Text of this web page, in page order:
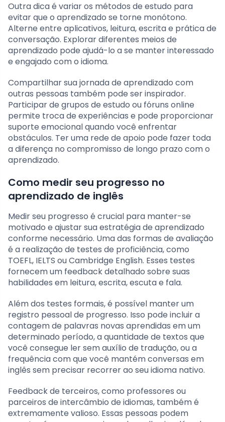
Outra dica é variar os métodos de estudo para
evitar que o aprendizado se torne monótono.
Alterne entre aplicativos, leitura, escrita e prática de
conversação. Explorar diferentes meios de
aprendizado pode ajudá-lo a se manter interessado
e engajado com o idioma.
Compartilhar sua jornada de aprendizado com
outras pessoas também pode ser inspirador.
Participar de grupos de estudo ou fóruns online
permite troca de experiências e pode proporcionar
suporte emocional quando você enfrentar
obstáculos. Ter uma rede de apoio pode fazer toda
a diferença no compromisso de longo prazo com o
aprendizado.
Como medir seu progresso no
aprendizado de inglês
Medir seu progresso é crucial para manter-se
motivado e ajustar sua estratégia de aprendizado
conforme necessário. Uma das formas de avaliação
é a realização de testes de proficiência, como
TOEFL, IELTS ou Cambridge English. Esses testes
fornecem um feedback detalhado sobre suas
habilidades em leitura, escrita, escuta e fala.
Além dos testes formais, é possível manter um
registro pessoal de progresso. Isso pode incluir a
contagem de palavras novas aprendidas em um
determinado período, a quantidade de textos que
você consegue ler sem auxílio de tradução, ou a
frequência com que você mantém conversas em
inglês sem precisar recorrer ao seu idioma nativo.
Feedback de terceiros, como professores ou
parceiros de intercâmbio de idiomas, também é
extremamente valioso. Essas pessoas podem